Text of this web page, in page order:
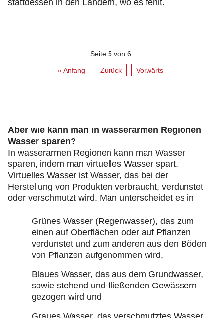
stattdessen in den Ländern, wo es fehlt.
Seite 5 von 6
« Anfang Zurück Vorwärts
Aber wie kann man in wasserarmen Regionen
Wasser sparen?
In wasserarmen Regionen kann man Wasser
sparen, indem man virtuelles Wasser spart.
Virtuelles Wasser ist Wasser, das bei der
Herstellung von Produkten verbraucht, verdunstet
oder verschmutzt wird. Man unterscheidet es in
Grünes Wasser (Regenwasser), das zum
einen auf Oberflächen oder auf Pflanzen
verdunstet und zum anderen aus den Böden
von Pflanzen aufgenommen wird,
Blaues Wasser, das aus dem Grundwasser,
sowie stehend und fließenden Gewässern
gezogen wird und
Graues Wasser, das verschmutztes Wasser